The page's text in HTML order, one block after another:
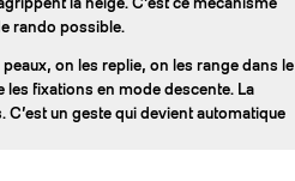
COUTEAUX
rando possible.
on les replie, on les range dans le
les fixations en mode descente. La
un geste qui devient automatique